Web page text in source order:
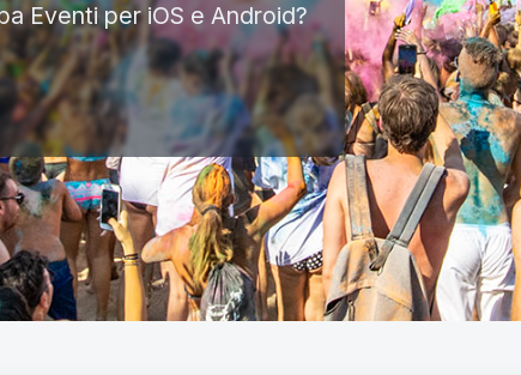
Eventi per iOS e Android?